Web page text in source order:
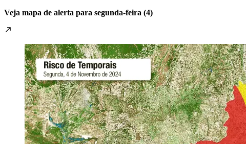
Veja mapa de alerta para segunda-feira (4)